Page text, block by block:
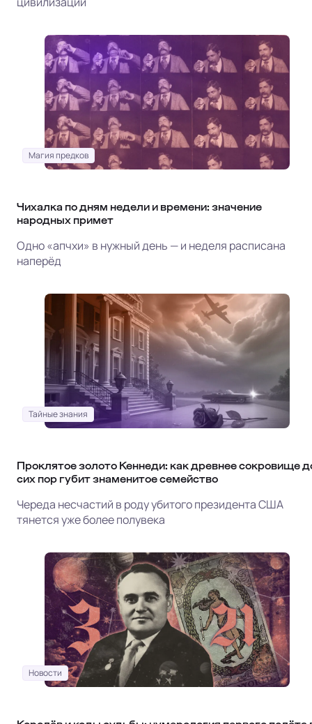
Магия предков
Чихалка по дням недели и времени: значение
народных примет
Одно «апчхи» в нужный день — и неделя расписана
наперёд
Тайные знания
Проклятое золото Кеннеди: как древнее сокровище
сих пор губит знаменитое семейство
Череда несчастий в роду убитого президента США
тянется уже более полувека
Новости